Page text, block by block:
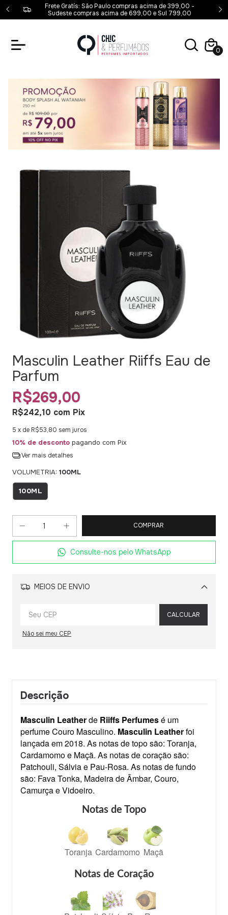
-
Frete Gratís: São Paulo compras acima de 399,00 -
Sudeste compras acima de 699,00 e Sul 799,00
0
Masculin Leather Riiffs Eau de
Parfum
R$269,00
R$242,10 com Pix
5 x de R$53,80 sem juros
10% de desconto pagando com Pix
Ver mais detalhes
VOLUMETRIA: 100ML
100ML
Consulte-nos pelo WhatsApp
MEIOS DE ENVIO
Alterar CEP
CALCULAR
Não sei meu CEP
Descrição
Masculin Leatherde Riiffs Perfumesé um
perfume Couro Masculino. Masculin Leatherfoi
lançada em 2018. As notas de topo são: Toranja,
Cardamomo e Maçã. As notas de coração são:
Patchouli, Sálvia e Pau-Rosa. As notas de fundo
são: Fava Tonka, Madeira de Âmbar, Couro,
Camurça e Vidoeiro.
Notas de Topo
Toranja Cardamomo Maçã
Notas de Coração